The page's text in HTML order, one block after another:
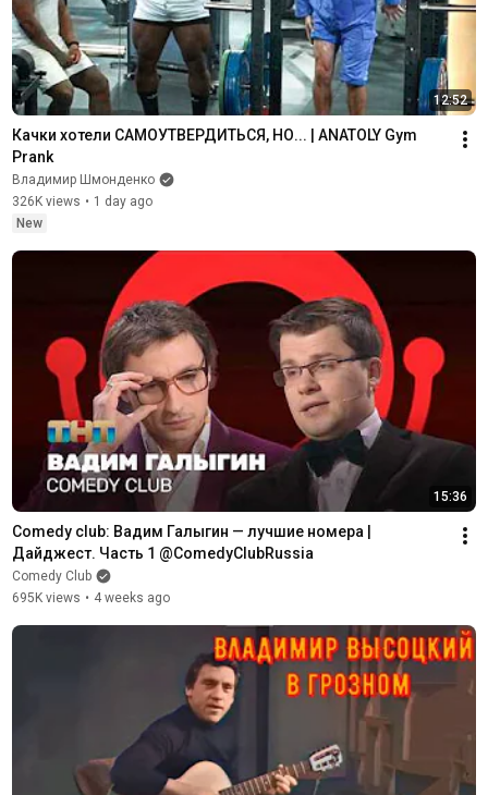
12:52
Качки хотели САМОУТВЕРДИТЬСЯ, НО... | ANATOLY Gym
Prank
Владимир Шмонденко
326K views • 1 day ago
New
15:36
Comedy club: Вадим Галыгин — лучшие номера |
Дайджест. Часть 1 @ComedyClubRussia
Comedy Club
695K views • 4 weeks ago